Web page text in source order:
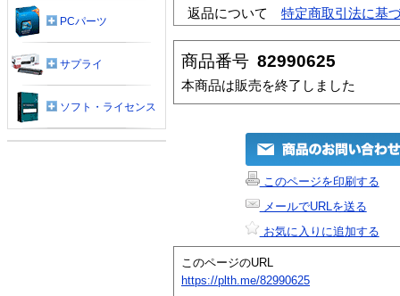
返品について
特定商取引法に基
商品番号 82990625
本商品は販売を終了しました
このページを印刷する
メールでURLを送る
お気に入りに追加する
このページのURL
https://plth.me/82990625
PCパーツ
サプライ
ソフト・ライセンス